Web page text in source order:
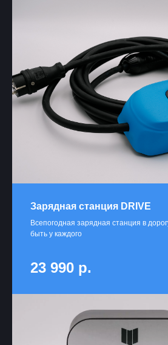
Зарядная станция DRIVE
Всепогодная зарядная станция в
быть у каждого
23 990 р.